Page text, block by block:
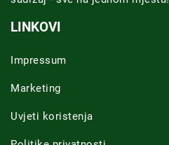
LINKOVI
Impressum
Marketing
Uvjeti koristenja